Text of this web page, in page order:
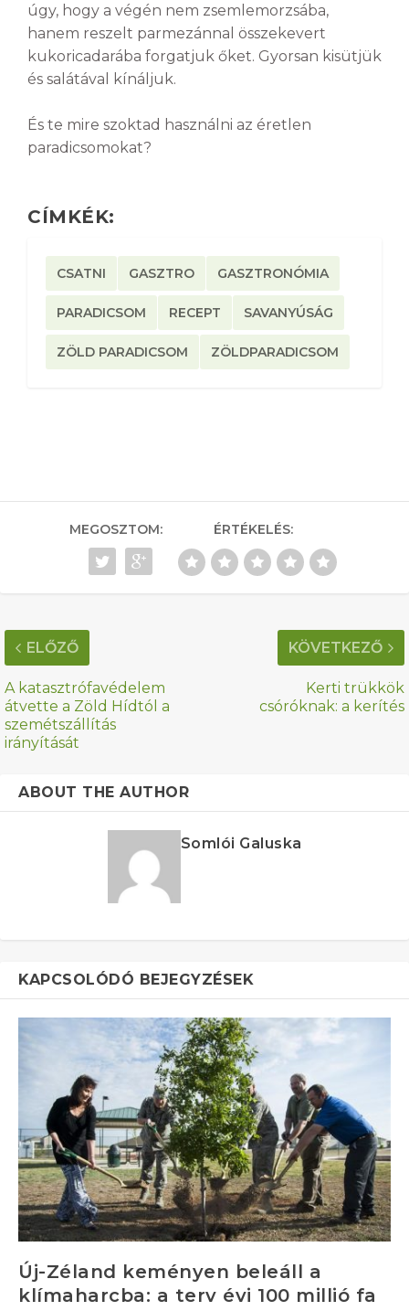
úgy, hogy a végén nem zsemlemorzsába,
hanem reszelt parmezánnal összekevert
kukoricadarába forgatjuk őket. Gyorsan kisütjük
és salátával kínáljuk.
És te mire szoktad használni az éretlen
paradicsomokat?
CÍMKÉK:
CSATNI GASZTRO GASZTRONÓMIA
PARADICSOM RECEPT SAVANYÚSÁG
ZÖLD PARADICSOM ZÖLDPARADICSOM
MEGOSZTOM: ÉRTÉKELÉS:
ELŐZŐ
A katasztrófavédelem
átvette a Zöld Hídtól a
szemétszállítás
irányítását
KÖVETKEZŐ
Kerti trükkök
csóróknak: a kerítés
ABOUT THE AUTHOR
Somlói Galuska
KAPCSOLÓDÓ BEJEGYZÉSEK
Új-Zéland keményen beleáll a
klímaharcba: a terv évi 100 millió fa